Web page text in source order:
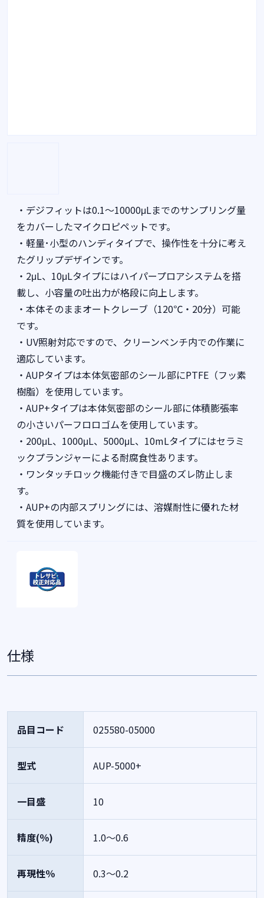
・デジフィットは0.1～10000μLまでのサンプリング量
をカバーしたマイクロピペットです。
・軽量･小型のハンディタイプで、操作性を十分に考え
たグリップデザインです。
・2μL、10μLタイプにはハイパープロアシステムを搭
載し、小容量の吐出力が格段に向上します。
・本体そのままオートクレーブ（120℃・20分）可能
です。
・UV照射対応ですので、クリーンベンチ内での作業に
適応しています。
・AUPタイプは本体気密部のシール部にPTFE（フッ素
樹脂）を使用しています。
・AUP+タイプは本体気密部のシール部に体積膨張率
の小さいパーフロロゴムを使用しています。
・200μL、1000μL、5000μL、10mLタイプにはセラミ
ックプランジャーによる耐腐食性あります。
・ワンタッチロック機能付きで目盛のズレ防止しま
す。
・AUP+の内部スプリングには、溶媒耐性に優れた材
質を使用しています。
仕様
品目コード 025580-05000
型式 AUP-5000+
一目盛 10
精度(％) 1.0～0.6
再現性％ 0.3～0.2